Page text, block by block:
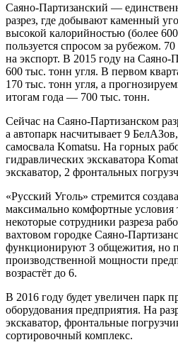
Саяно-Партизанский —
разрез, где добывают каменный
высокой калорийностью (более
пользуется спросом за рубежом.
на экспорт. В 2015 году на Саяно-
600 тыс. тонн угля. В первом
170 тыс. тонн угля, а
итогам года — 700 тыс. тонн.
Сейчас на Саяно-Партизанском
а автопарк насчитывает 9
самосвала Komatsu. На горных
гидравлических экскаватора
экскаватор, 2 фронтальных
«Русский Уголь» стремится
максимально комфортные условия
некоторые сотрудники разреза
вахтовом городке Саяно-
функционируют 3 общежития, но
производственной мощности
возрастёт до 6.
В 2016 году будет увеличен парк
оборудования предприятия. На
экскаватор, фронтальные
сортировочный комплекс.